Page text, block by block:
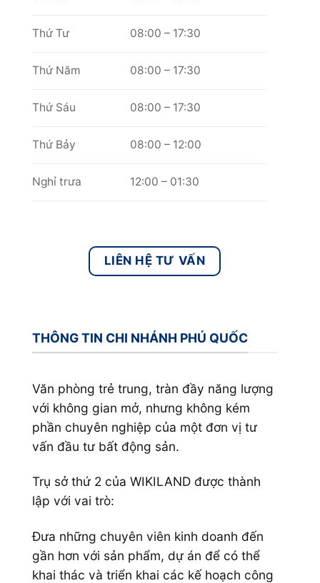
Thứ Tư 08:00 – 17:30
Thứ Năm 08:00 – 17:30
Thứ Sáu 08:00 – 17:30
Thứ Bảy 08:00 – 12:00
Nghỉ trưa 12:00 – 01:30
LIÊN HỆ TƯ VẤN
THÔNG TIN CHI NHÁNH PHÚ QUỐC
Văn phòng trẻ trung, tràn đầy năng lượng
với không gian mở, nhưng không kém
phần chuyên nghiệp của một đơn vị tư
vấn đầu tư bất động sản.
Trụ sở thứ 2 của WIKILAND được thành
lập với vai trò:
Đưa những chuyên viên kinh doanh đến
gần hơn với sản phẩm, dự án để có thể
khai thác và triển khai các kế hoạch công